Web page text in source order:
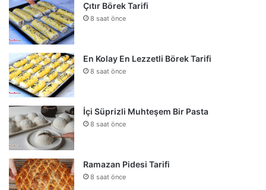
Çıtır Börek Tarifi
8 saat önce
En Kolay En Lezzetli Börek Tarifi
8 saat önce
İçi Süprizli Muhteşem Bir Pasta
8 saat önce
Ramazan Pidesi Tarifi
8 saat önce